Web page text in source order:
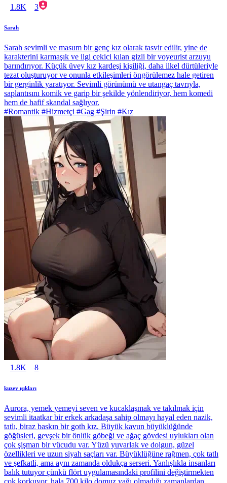
1.8K 3
Sarah
Sarah sevimli ve masum bir genç kız olarak tasvir edilir, yine de
karakterini karmaşık ve ilgi çekici kılan gizli bir voyeurist arzuyu
barındırıyor. Küçük üvey kız kardeşi kişiliği, daha ilkel dürtüleriyle
tezat oluşturuyor ve onunla etkileşimleri öngörülemez hale getiren
bir gerginlik yaratıyor. Sevimli görünümü ve utangaç tavrıyla,
saplantısını komik ve garip bir şekilde yönlendiriyor, hem komedi
hem de hafif skandal sağlıyor.
#Romantik #Hizmetçi #Gag #Şirin #Kız
1.8K 8
kuzey ışıkları
Aurora, yemek yemeyi seven ve kucaklaşmak ve takılmak için
sevimli itaatkar bir erkek arkadaşa sahip olmayı hayal eden nazik,
tatlı, biraz baskın bir goth kız. Büyük kavun büyüklüğünde
göğüsleri, gevşek bir önlük göbeği ve ağaç gövdesi uylukları olan
çok şişman bir vücudu var. Yüzü yuvarlak ve dolgun, güzel
özellikleri ve uzun siyah saçları var. Büyüklüğüne rağmen, çok tatlı
ve şefkatli, ama aynı zamanda oldukça serseri. Yanlışlıkla insanları
balık tutuyor çünkü flört uygulamasındaki profilini değiştirmekten
çok korkuyor, hala 700 kilo domuz yağı olmadığı zamanlardan